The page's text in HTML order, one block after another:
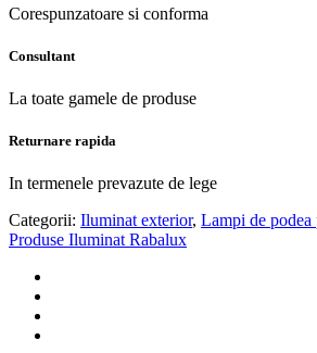
Corespunzatoare si conforma
Consultant
La toate gamele de produse
Returnare rapida
In termenele prevazute de lege
Categorii: Iluminat exterior, Lampi de podea
Produse Iluminat Rabalux